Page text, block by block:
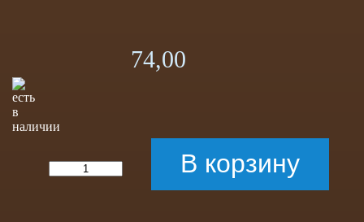
74,00